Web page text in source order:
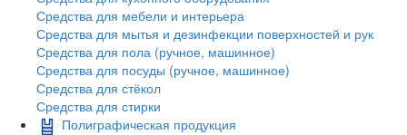
Средства для мебели и интерьера
Средства для мытья и дезинфекции поверхностей и рук
Средства для пола (ручное, машинное)
Средства для посуды (ручное, машинное)
Средства для стёкол
Средства для стирки
Полиграфическая продукция